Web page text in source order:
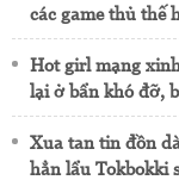
các game thủ thế
Hot girl mạng
lại ở bẩn khó đỡ,
Xua tan tin đồn
hẳn lẩu Tokbokki